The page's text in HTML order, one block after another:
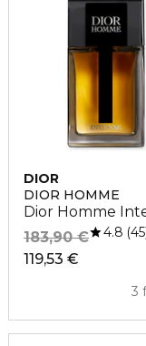
DIOR
DIOR HOMME
Dior Homme
119,53 €
183,90 €
3
4.8 45